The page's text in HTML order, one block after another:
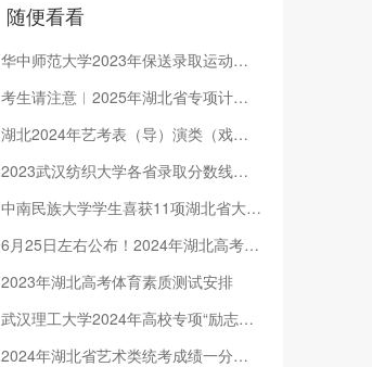
随便看看
华中师范大学2023年保送录取运动员招生简章
考生请注意︱2025年湖北省专项计划申报工作即将启动
湖北2024年艺考表（导）演类（戏剧影视表演方向）考试地点
2023武汉纺织大学各省录取分数线汇总
中南民族大学学生喜获11项湖北省大学生优秀科研成果奖
6月25日左右公布！2024年湖北高考成绩公布时间确定（附查分入口）
2023年湖北高考体育素质测试安排
武汉理工大学2024年高校专项“励志计划”招生简章
2024年湖北省艺术类统考成绩一分一段表（书法类）